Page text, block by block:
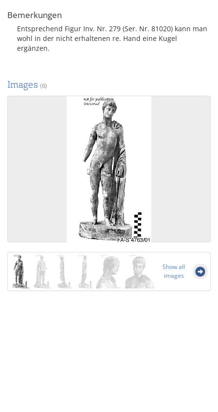
Bemerkungen
Entsprechend Figur Inv. Nr. 279 (Ser. Nr. 81020) kann man
wohl in der nicht erhaltenen re. Hand eine Kugel
ergänzen.
Images (6)
Show all
images